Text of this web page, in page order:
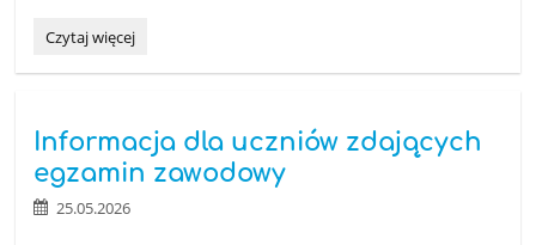
450
daru
Czytaj więcej
Informacja dla uczniów zdających
egzamin zawodowy
25.05.2026